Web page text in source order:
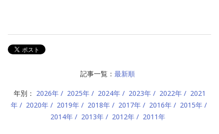
記事一覧： 最新順
年別： 2026年 2025年 2024年 2023年 2022年
2021
年
2020年 2019年 2018年 2017年 2016年
2015年
2014年
2013年 2012年 2011年